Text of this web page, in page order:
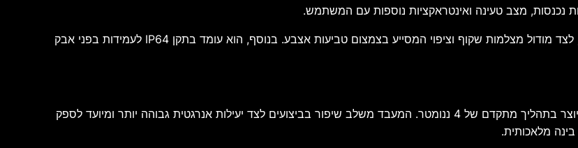
נכנסות, מצב טעינה ואינטראקציות נוספות עם המשתמש.
גוף המכשיר משלב מספר סוגי גימורים וטקסטורות היוצרים עומק ויזואלי, לצד מודול מצלמות שקוף וציפוי המסייע בצמצום טביעות אצבע. בנוסף, הוא עומד בתקן IP64 לעמידות בפני אבק
המכשיר מבוסס על מעבד Snapdragon 6 Gen 4 של Qualcomm, המיוצר בתהליך מתקדם של 4 ננומטר. המעבד משלב שיפור בביצועים לצד יעילות אנרגטית גבוהה יותר ומיועד לספק
מלאכותית.